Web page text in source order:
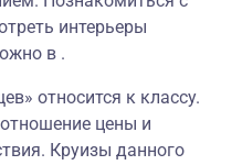
интерьеры
в .
относится к классу.
цены и
Круизы данного